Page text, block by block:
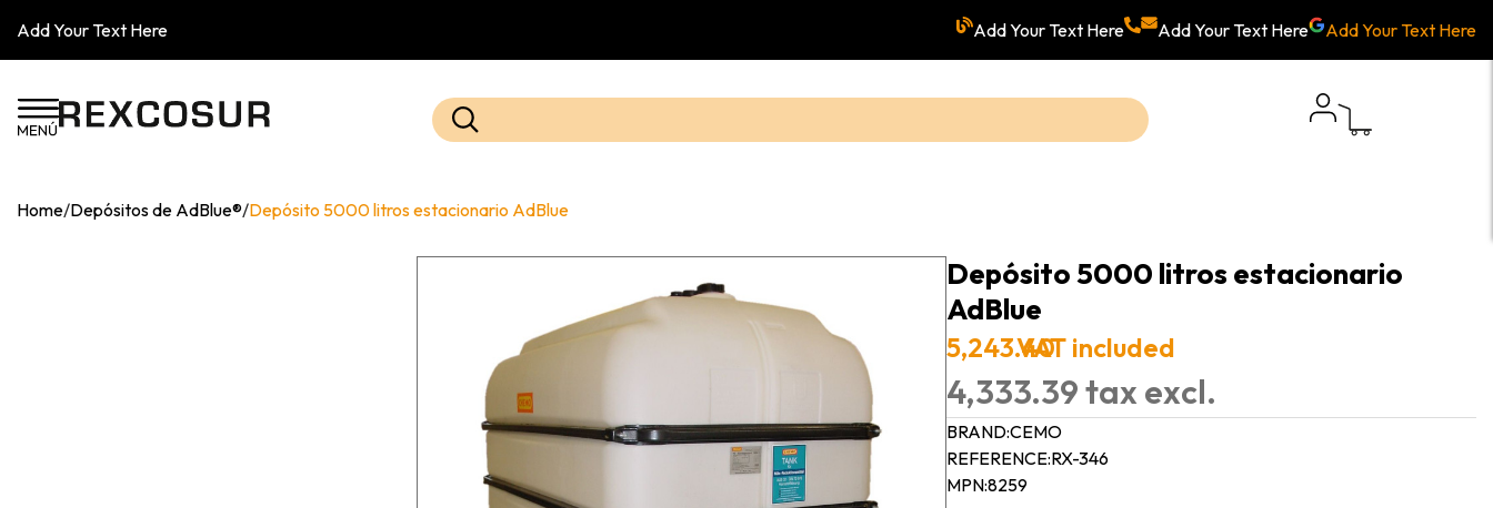
Add Your Text Here Add Your Text Here Add Your Text Here Add Your Text Here
Home/Depósitos de AdBlue®/Depósito 5000 litros estacionario AdBlue
Depósito 5000 litros estacionario
AdBlue
5,243.40VAT included
4,333.39 tax excl.
BRAND:CEMO
REFERENCE:RX-346
MPN:8259